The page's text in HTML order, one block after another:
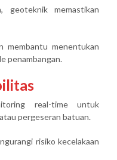
geoteknik memastikan
membantu menentukan
penambangan.
real-time untuk
pergeseran batuan.
risiko kecelakaan